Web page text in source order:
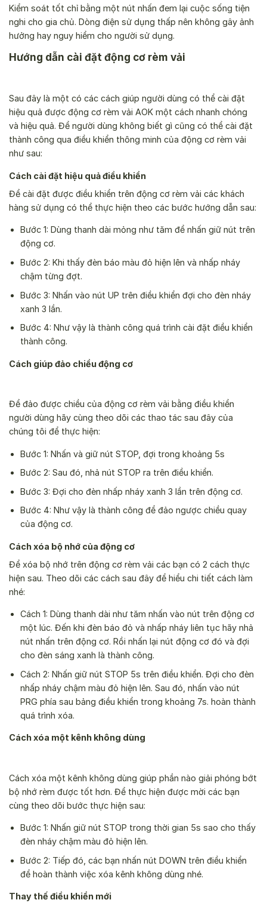
Kiểm soát tốt chỉ bằng một nút nhấn đem lại cuộc sống tiện
nghi cho gia chủ. Dòng điện sử dụng thấp nên không gây ảnh
hưởng hay nguy hiểm cho người sử dụng.
Hướng dẫn cài đặt động cơ rèm vải
Sau đây là một có các cách giúp người dùng có thể cài đặt
hiệu quả được động cơ rèm vải AOK một cách nhanh chóng
và hiệu quả. Để người dùng không biết gì cũng có thể cài đặt
thành công qua điều khiển thông minh của động cơ rèm vải
như sau:
Cách cài đặt hiệu quả điều khiển
Để cài đặt được điều khiển trên động cơ rèm vải các khách
hàng sử dụng có thể thực hiện theo các bước hướng dẫn sau:
Bước 1: Dùng thanh dài mỏng như tăm để nhấn giữ nút trên
động cơ.
Bước 2: Khi thấy đèn báo màu đỏ hiện lên và nhấp nháy
chậm từng đợt.
Bước 3: Nhấn vào nút UP trên điều khiển đợi cho đèn nháy
xanh 3 lần.
Bước 4: Như vậy là thành công quá trình cài đặt điều khiển
thành công.
Cách giúp đảo chiều động cơ
Để đảo được chiều của động cơ rèm vải bằng điều khiển
người dùng hãy cùng theo dõi các thao tác sau đây của
chúng tôi để thực hiện:
Bước 1: Nhấn và giữ nút STOP, đợi trong khoảng 5s
Bước 2: Sau đó, nhả nút STOP ra trên điều khiển.
Bước 3: Đợi cho đèn nhấp nháy xanh 3 lần trên động cơ.
Bước 4: Như vậy là thành công để đảo ngược chiều quay
của động cơ.
Cách xóa bộ nhớ của động cơ
Để xóa bộ nhớ trên động cơ rèm vải các bạn có 2 cách thực
hiện sau. Theo dõi các cách sau đây để hiểu chi tiết cách làm
nhé:
Cách 1: Dùng thanh dài như tăm nhấn vào nút trên động cơ
một lúc. Đến khi đèn báo đỏ và nhấp nháy liên tục hãy nhả
nút nhấn trên động cơ. Rồi nhấn lại nút động cơ đó và đợi
cho đèn sáng xanh là thành công.
Cách 2: Nhấn giữ nút STOP 5s trên điều khiển. Đợi cho đèn
nhấp nháy chậm màu đỏ hiện lên. Sau đó, nhấn vào nút
PRG phía sau bảng điều khiển trong khoảng 7s. hoàn thành
quá trình xóa.
Cách xóa một kênh không dùng
Cách xóa một kênh không dùng giúp phần nào giải phóng bớt
bộ nhớ rèm được tốt hơn. Để thực hiện được mời các bạn
cùng theo dõi bước thực hiện sau:
Bước 1: Nhấn giữ nút STOP trong thời gian 5s sao cho thấy
đèn nháy chậm màu đỏ hiện lên.
Bước 2: Tiếp đó, các bạn nhấn nút DOWN trên điều khiển
để hoàn thành việc xóa kênh không dùng nhé.
Thay thế điều khiển mới